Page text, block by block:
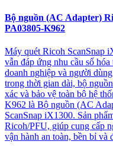
Bộ nguồn (AC Adapter)
PA03805-K962
Máy quét Ricoh ScanSnap
vẫn đáp ứng nhu cầu số
doanh nghiệp và người
trong thời gian dài, bộ
xác và bảo vệ toàn bộ hệ
K962 là Bộ nguồn (AC
ScanSnap iX1300. Sản
Ricoh/PFU, giúp cung cấp
vận hành an toàn, bền bỉ và